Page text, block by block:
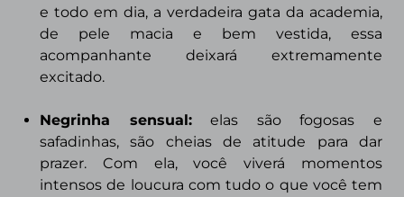
e todo em dia, a verdadeira gata da academia,
de pele macia e bem vestida, essa
acompanhante deixará extremamente
excitado.
Negrinha sensual:elas são fogosas e
safadinhas, são cheias de atitude para dar
prazer. Com ela, você viverá momentos
intensos de loucura com tudo o que você tem